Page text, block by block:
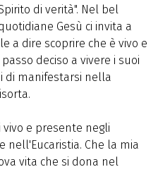
di verità". Nel bel
Gesù ci invita a
a dire scoprire che è vivo e
deciso a vivere i suoi
di manifestarsi nella
vivo e presente negli
nell'Eucaristia. Che la mia
vita che si dona nel